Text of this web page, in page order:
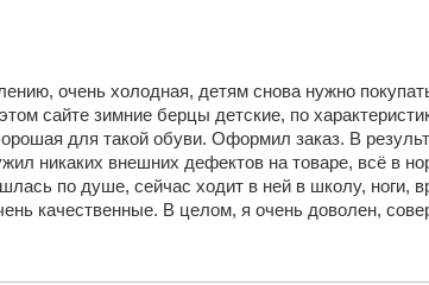
очень холодная, детям снова нужно
сайте зимние берцы детские, по
для такой обуви. Оформил заказ. В
никаких внешних дефектов на товаре, всё в
по душе, сейчас ходит в ней в школу, ноги,
качественные. В целом, я очень доволен,